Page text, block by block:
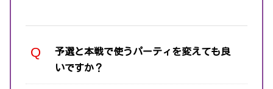
予選と本戦で使うパーティを変えても良
いですか？